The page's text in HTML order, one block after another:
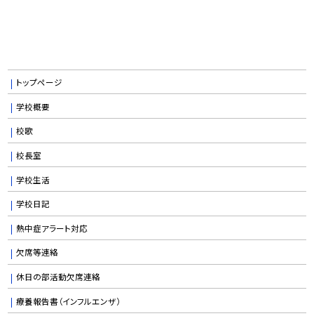
トップページ
学校概要
校歌
校長室
学校生活
学校日記
熱中症アラート対応
欠席等連絡
休日の部活動欠席連絡
療養報告書（インフルエンザ）